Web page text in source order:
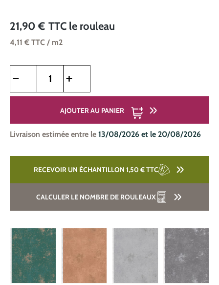
21,90 € TTC le rouleau
4,11 € TTC / m2
AJOUTER AU PANIER
Livraison estimée entre le 13/08/2026 et le 20/08/2026
RECEVOIR UN ÉCHANTILLON 1,50 €TTC
CALCULER LE NOMBRE DE ROULEAUX